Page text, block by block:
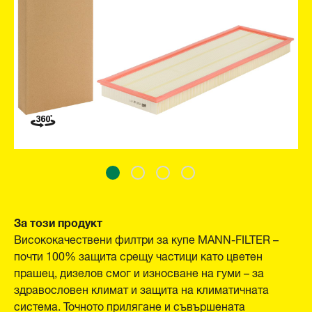
За този продукт
Висококачествени филтри за купе MANN-FILTER –
почти 100% защита срещу частици като цветен
прашец, дизелов смог и износване на гуми – за
здравословен климат и защита на климатичната
система. Точното прилягане и съвършената